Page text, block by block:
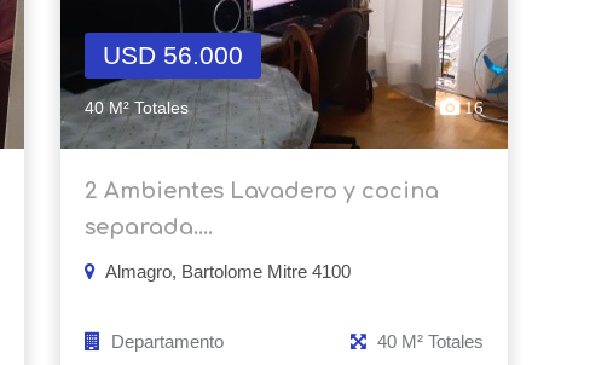
USD 56.000
40 M² Totales 16
2 Ambientes Lavadero y cocina
separada....
Almagro, Bartolome Mitre 4100
Departamento 40 M² Totales